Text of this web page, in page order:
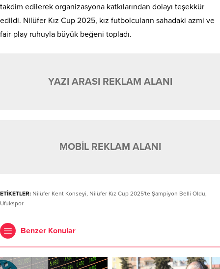
takdim edilerek organizasyona katkılarından dolayı teşekkür
edildi. Nilüfer Kız Cup 2025, kız futbolcuların sahadaki azmi ve
fair-play ruhuyla büyük beğeni topladı.
YAZI ARASI REKLAM ALANI
MOBİL REKLAM ALANI
ETİKETLER: Nilüfer Kent Konseyi, Nilüfer Kız Cup 2025'te Şampiyon Belli Oldu,
Ufukspor
Benzer Konular